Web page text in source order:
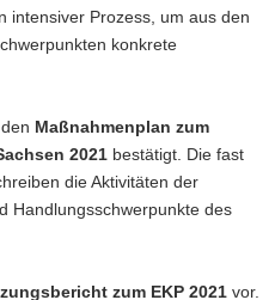
intensiver Prozess, um aus den
konkrete
Maßnahmenplan zum
2021 bestätigt. Die fast
die Aktivitäten der
Handlungsschwerpunkte des
zum EKP 2021 vor.